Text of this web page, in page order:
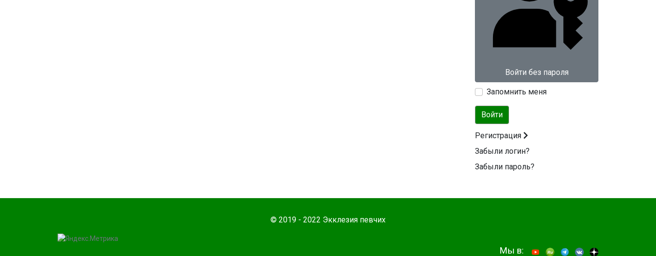
Войти без пароля
Запомнить меня
Войти
Регистрация
Забыли логин?
Забыли пароль?
© 2019 - 2022 Экклезия певчих
Мы в: